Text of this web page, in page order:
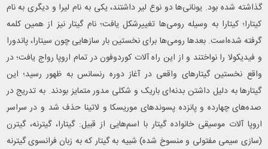
گذاشته شده بود. یونانی‌ها دو نوع لیر داشتند، یکی به نام لیرا و دیگری به نام
کیتارا؛ کیتارا به وسیله رومی‌ها تغییرشکل یافت؛ نام گیتار نیز از همین کلمه
گرفته شده‌است. بعدها رومی‌ها برای نخستین بار سازهایی چون سیتارا، پاندورا
و فیدیکولا را نواختند و از این راه آلات کوردوفون در تمام اروپا رواج یافت؛ در
واقع نخستین گیتارهای واقعی در آغاز دوره رنسانس به ظهور رسید؛ این
گیتارها به دلیل داشتن بدنه‌ای باریک و شکلی مدور متمایز بودند. به تدریج در
صده‌های چهارده و پانزده پسوندهای موریسکا و لاتینا حذف شد و در سراسر
اروپا آلات موسیقی خانواده گیتار با اسم‌هایی از قبیل: گیتارا، گیترنه، گیترن
(سازی سیمی مفتولی و منسوخ شده) شبیه به گیتار که به زبان فرانسوی گیترنه